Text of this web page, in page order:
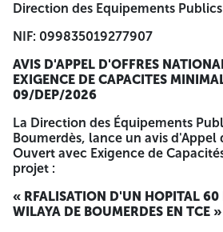
Direction des Equipements Publics
NIF: 099835019277907
AVIS D'APPEL D'OFFRES
EXIGENCE DE CAPACITES
09/DEP/2026
La Direction des Équipements
Boumerdès, lance un avis
Ouvert avec Exigence de
projet :
« RFALISATION D'UN HOPITAL 60
WILAYA DE BOUMERDES EN TCE »